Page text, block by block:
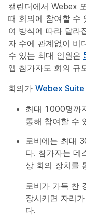
캘린더에서 Webex
때 회의에 참여할 수
여 방식에 따라 달라
자 수에 관계없이 비
수 있는 최대 인원은
앱 참가자도 회의 규
회의가 Webex Suite
최대 1000명까
통해 참여할 수
로비에는 최대
다. 참가자는 데
상 회의 장치를
로비가 가득 찬
장시키면 자리
다.